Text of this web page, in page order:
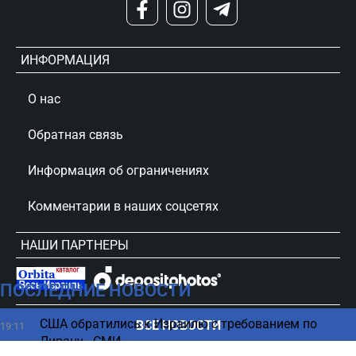
ПОСЛЕДНИЕ НОВОСТИ
19:11
США обратились к Израилю с требованием по
Ливану - СМИ
ВСЕ НОВОСТИ
ИНФОРМАЦИЯ
О нас
Обратная связь
Информация об ограничениях
Комментарии в наших соцсетях
НАШИ ПАРТНЕРЫ
сursorinfo.co.il © Все права защищены